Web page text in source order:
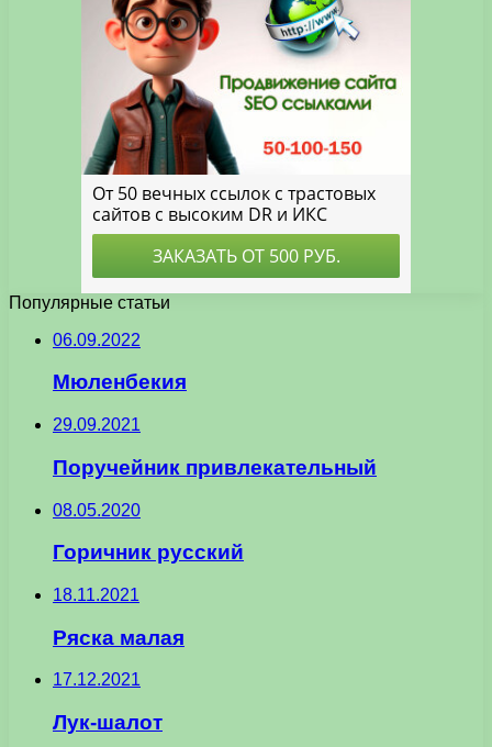
Популярные статьи
06.09.2022
Мюленбекия
29.09.2021
Поручейник привлекательный
08.05.2020
Горичник русский
18.11.2021
Ряска малая
17.12.2021
Лук-шалот